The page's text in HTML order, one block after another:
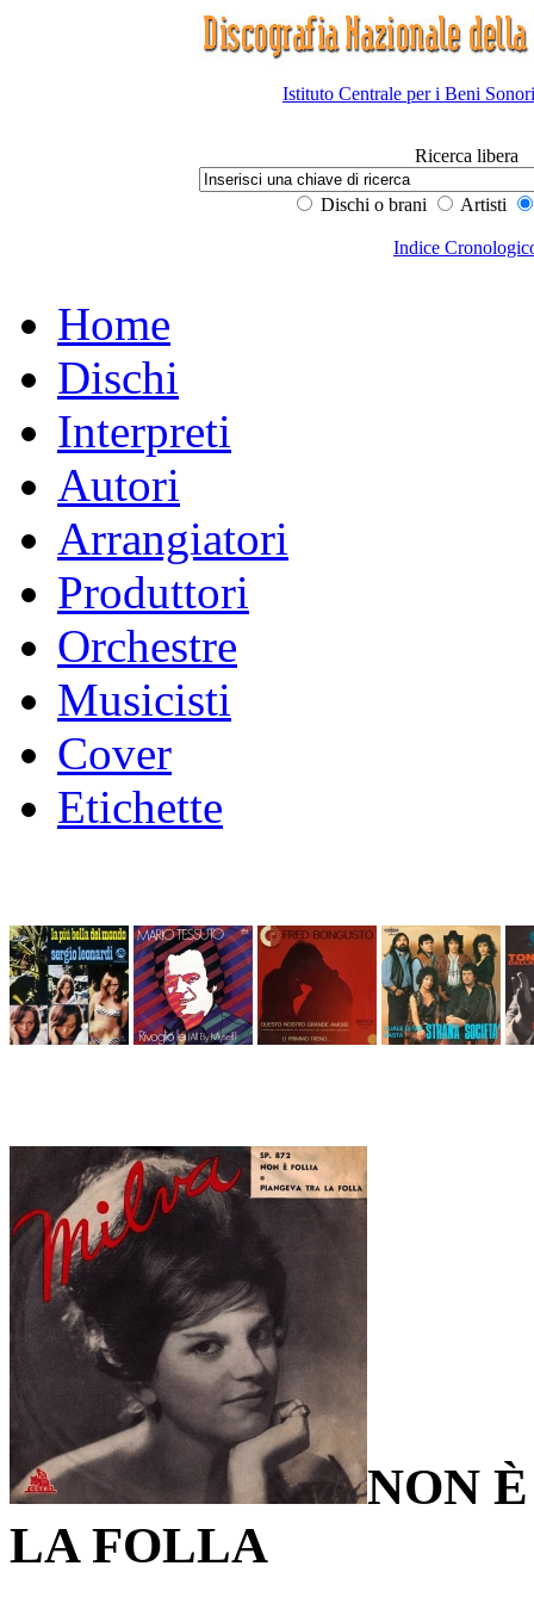
Istituto Centrale per i Beni
Ricerca libera
Dischi o brani Artisti
Indice
Home
Dischi
Interpreti
Autori
Arrangiatori
Produttori
Orchestre
Musicisti
Cover
Etichette
NON
LA FOLLA